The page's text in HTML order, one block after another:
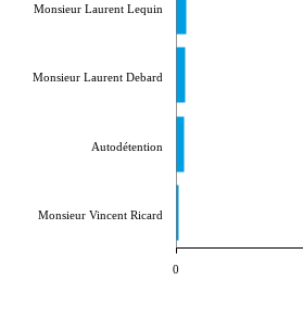
Monsieur Laurent Lequin
Monsieur Laurent Debard
Autodétention
Monsieur Vincent Ricard
0